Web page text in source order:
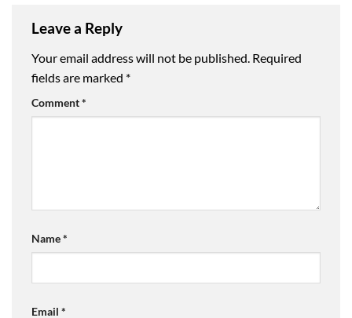
Leave a Reply
Your email address will not be published. Required
fields are marked *
Comment*
Name*
Email *